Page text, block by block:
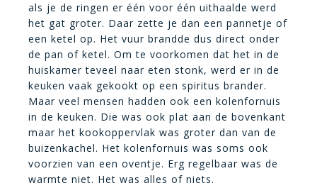
als je de ringen er één voor één uithaalde werd
het gat groter. Daar zette je dan een pannetje of
een ketel op. Het vuur brandde dus direct onder
de pan of ketel. Om te voorkomen dat het in de
huiskamer teveel naar eten stonk, werd er in de
keuken vaak gekookt op een spiritus brander.
Maar veel mensen hadden ook een kolenfornuis
in de keuken. Die was ook plat aan de bovenkant
maar het kookoppervlak was groter dan van de
buizenkachel. Het kolenfornuis was soms ook
voorzien van een oventje. Erg regelbaar was de
warmte niet. Het was alles of niets.